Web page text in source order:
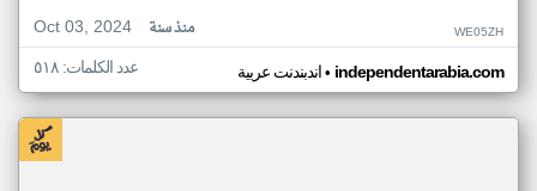
Oct 03, 2024
منذ سنة WE05ZH
اندبندنت عربية• independentarabia.com عدد الكلمات: ٥١٨